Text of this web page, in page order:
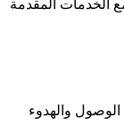
الخدمات المقدمة
والهدوء